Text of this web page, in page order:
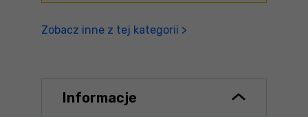
Zobacz inne z tej kategorii >
Informacje